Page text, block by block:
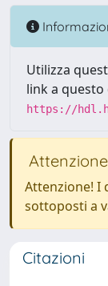
Utilizza
link a
https://
Attenzione
Attenzione! I
sottoposti a
Citazioni